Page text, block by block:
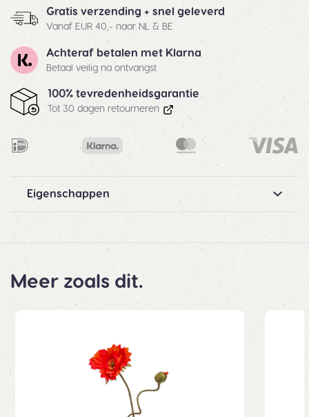
Gratis verzending + snel geleverd
Vanaf EUR 40,- naar NL & BE
Achteraf betalen met Klarna
Betaal veilig na ontvangst
100% tevredenheidsgarantie
Tot 30 dagen retourneren
Eigenschappen
Meer zoals dit.